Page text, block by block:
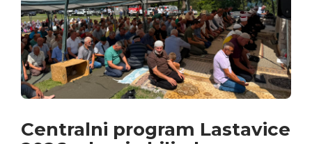
Centralni program Lastavice